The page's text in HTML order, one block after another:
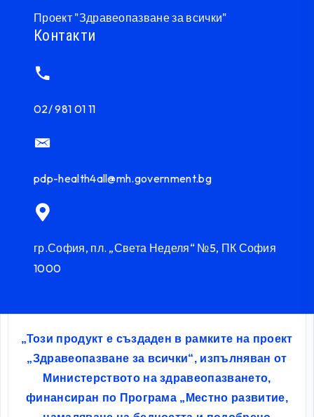
Проект "Здравеопазване за всички"
Контакти
02/ 981 01 11
pdp-health4all@mh.government.bg
гр.София, пл. „Света Неделя“ №5, ПК София
1000
„Този продукт е създаден в рамките на проект
„Здравеопазване за всички“, изпълняван от
Министерството на здравеопазването,
финансиран по Програма „Местно развитие,